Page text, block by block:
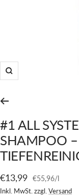
Zoom
#1 ALL
SHAMPOO
Angebotspreis
€13,99 €55,96/
Inkl. MwSt. zzgl.Versand